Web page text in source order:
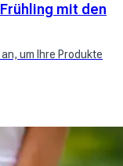
mit den
um Ihre Produkte